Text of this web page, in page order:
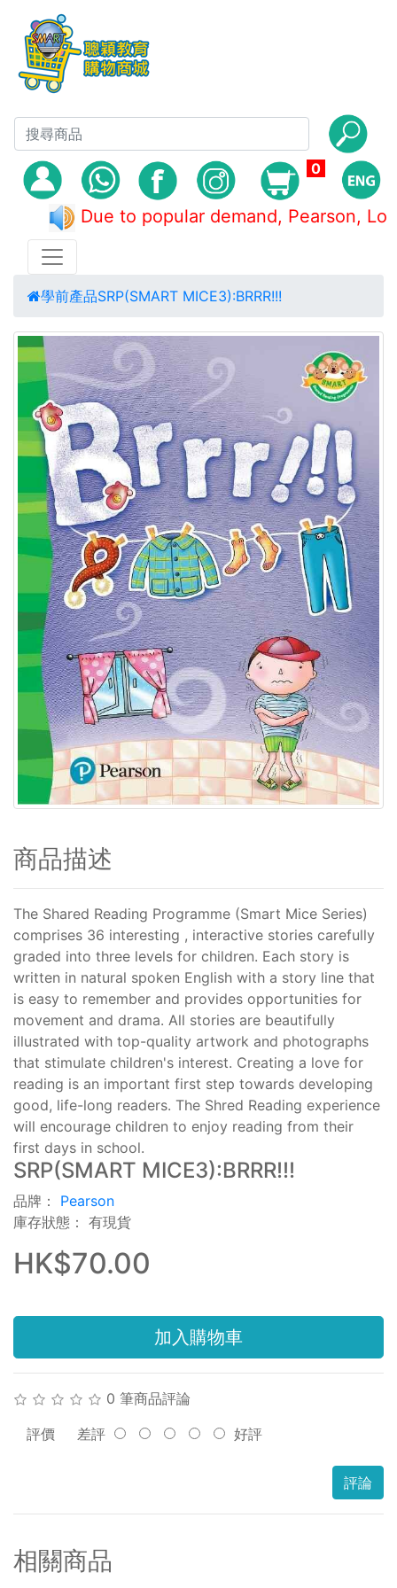
0
Due to popular demand, Pearson,
學前產品SRP(SMART MICE3):BRRR!!!
商品描述
The Shared Reading Programme (Smart Mice Series)
comprises 36 interesting , interactive stories carefully
graded into three levels for children. Each story is
written in natural spoken English with a story line that
is easy to remember and provides opportunities for
movement and drama. All stories are beautifully
illustrated with top-quality artwork and photographs
that stimulate children's interest. Creating a love for
reading is an important first step towards developing
good, life-long readers. The Shred Reading experience
will encourage children to enjoy reading from their
first days in school.
SRP(SMART MICE3):BRRR!!!
品牌： Pearson
庫存狀態： 有現貨
HK$70.00
加入購物車
0 筆商品評論
評價 差評 好評
評論
相關商品